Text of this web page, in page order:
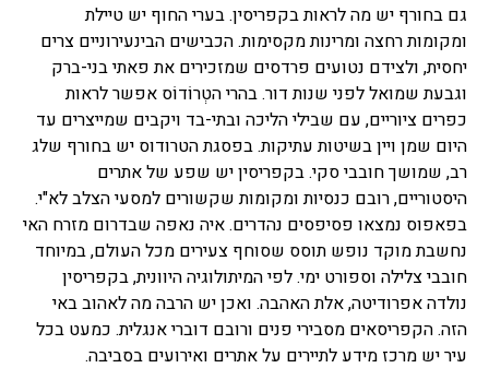
גם בחורף יש מה לראות בקפריסין. בערי החוף יש טיילת
ומקומות רחצה ומרינות מקסימות. הכבישים הבינעירוניים צרים
יחסית, ולצידם נטועים פרדסים שמזכירים את פאתי בני-ברק
וגבעת שמואל לפני שנות דור. בהרי הטְרוֹדוֹס אפשר לראות
כפרים ציוריים, עם שבילי הליכה ובתי-בד ויקבים שמייצרים עד
היום שמן ויין בשיטות עתיקות. בפסגת הטרודוס יש בחורף שלג
רב, שמושך חובבי סקי. בקפריסין יש שפע של אתרים
היסטוריים, רובם כנסיות ומקומות שקשורים למסעי הצלב לא"י.
בפאפוס נמצאו פסיפסים נהדרים. איה נאפה שבדרום מזרח האי
נחשבת מוקד נופש תוסס שסוחף צעירים מכל העולם, במיוחד
חובבי צלילה וספורט ימי. לפי המיתולוגיה היוונית, בקפריסין
נולדה אפרודיטה, אלת האהבה. ואכן יש הרבה מה לאהוב באי
הזה. הקפריסאים מסבירי פנים ורובם דוברי אנגלית. כמעט בכל
עיר יש מרכז מידע לתיירים על אתרים ואירועים בסביבה.